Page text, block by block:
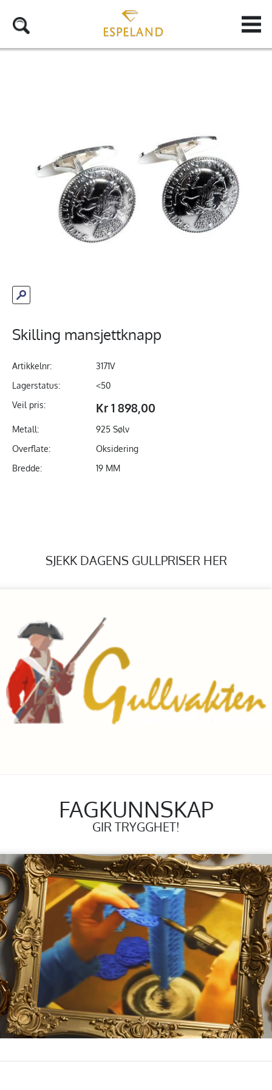
Skilling mansjettknapp
Artikkelnr:
3171V
Lagerstatus:
<50
Veil pris:
Kr 1 898,00
Metall:
925 Sølv
Overflate:
Oksidering
Bredde:
19 MM
SJEKK DAGENS GULLPRISER HER
FAGKUNNSKAP
GIR TRYGGHET!